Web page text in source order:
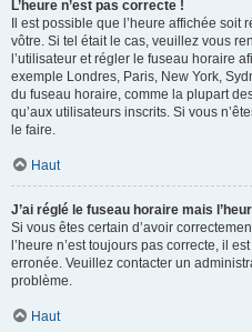
L’heure n’est pas correcte !
Il est possible que l’heure affichée
vôtre. Si tel était le cas, veuillez vous
l’utilisateur et régler le fuseau horaire
exemple Londres, Paris, New York,
du fuseau horaire, comme la plupart
qu’aux utilisateurs inscrits. Si vous
le faire.
Haut
J’ai réglé le fuseau horaire mais
Si vous êtes certain d’avoir
l’heure n’est toujours pas correcte, il
erronée. Veuillez contacter un
problème.
Haut